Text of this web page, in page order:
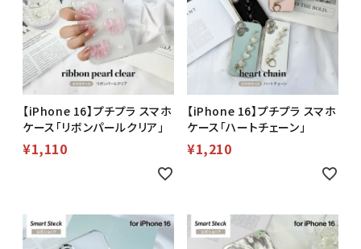
【iPhone 16】プチプラ スマホ
ケース「リボンパールクリア」
¥1,110
【iPhone 16】プチプラ スマホ
ケース「ハートチェーン」
¥1,210